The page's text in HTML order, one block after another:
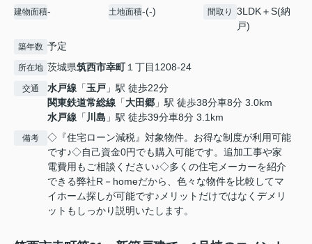
建物面積- 土地面積-(-) 間取り
3LDK＋S(納
戸)
築年数 予定
所在地 茨城県筑西市幸町１丁目1208-24
交通 水戸線 「玉戸 」駅 徒歩22分
関東鉄道常総線 「大田郷 」駅 徒歩38分車8分 3.0km
水戸線 「 川島 」駅 徒歩39分車8分 3.1km
備考
◇『住宅ローン減税』対象物件。お得な制度が利用可能
です♪◇自己資金0円でも購入可能です。追加工事や家
電費用もご相談ください♪◇多くの住宅メーカーを紹介
できる弊社R－homeだから、色々な物件を比較してマ
イホーム探しが可能です♪メリットだけではなくデメリ
ットもしっかり説明いたします。